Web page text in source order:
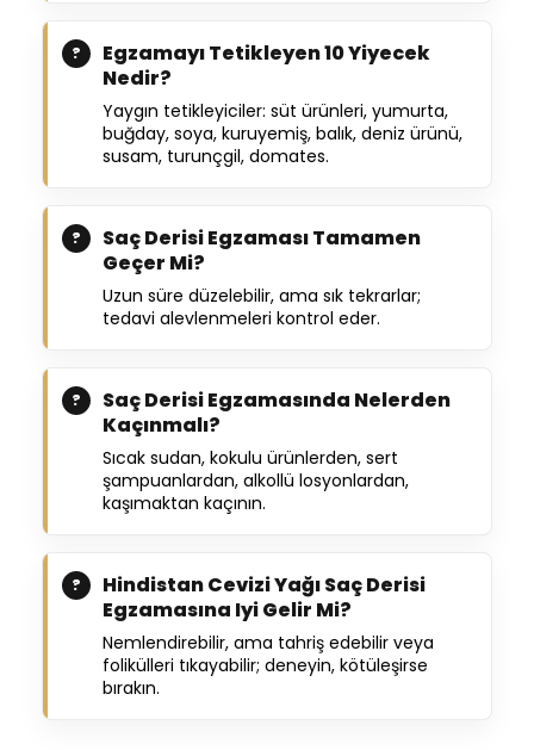
Egzamayı Tetikleyen 10 Yiyecek
Nedir?
Yaygın tetikleyiciler: süt ürünleri, yumurta,
buğday, soya, kuruyemiş, balık, deniz ürünü,
susam, turunçgil, domates.
Saç Derisi Egzaması Tamamen
Geçer Mi?
Uzun süre düzelebilir, ama sık tekrarlar;
tedavi alevlenmeleri kontrol eder.
Saç Derisi Egzamasında Nelerden
Kaçınmalı?
Sıcak sudan, kokulu ürünlerden, sert
şampuanlardan, alkollü losyonlardan,
kaşımaktan kaçının.
Hindistan Cevizi Yağı Saç Derisi
Egzamasına Iyi Gelir Mi?
Nemlendirebilir, ama tahriş edebilir veya
folikülleri tıkayabilir; deneyin, kötüleşirse
bırakın.